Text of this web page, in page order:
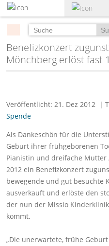
zum
Hauptinhalt
Suchen
Benefizkonzert
Mönchberg erlöst fast
Veröffentlicht: 21. Dez 2012 |
Spende
Als Dankeschön für die
Geburt ihrer frühgeborenen
Pianistin und dreifache Mutter
2012 ein Benefizkonzert
bewegende und gut besuchte
ausverkauft und erlöste den
der nun der Missio
kommt.
„Die unerwartete, frühe